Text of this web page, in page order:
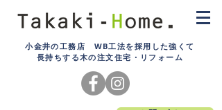
小金井の工務店 WB工法を採用した強くて
長持ちする木の注文住宅・リフォーム